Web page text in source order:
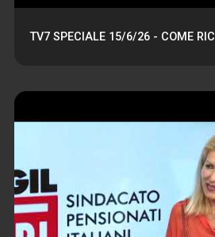
TV7 SPECIALE 15/6/26 - COME